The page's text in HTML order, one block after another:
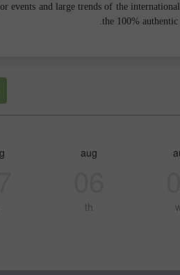
events and large trends of the
the 100%
aug
th